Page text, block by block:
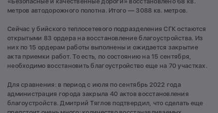
метров автодорожного полотна. Итого — 3088 кв. метров.
Сейчас у бийского теплосетевого подразделения СГК остаются
открытыми 83 ордера на восстановление благоустройства. Из
них по 15 ордерам работы выполнены и ожидается закрытие
акта приемки работ. То есть, по состоянию на 15 сентября,
необходимо восстановить благоустройство еще на 70 участках.
Для сравнения: в период с июля по сентябрь 2022 года
администрация города закрыла 40 актов восстановления
благоустройств. Дмитрий Тяглов подтвердил, что сделать еще